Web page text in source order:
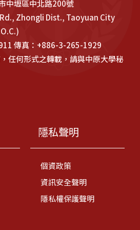
中壢區中北路200號
Zhongli Dist., Taoyuan City
傳真：+886-3-265-1929
任何形式之轉載，請與中原大學秘
隱私聲明
個資政策
資訊安全聲明
隱私權保護聲明